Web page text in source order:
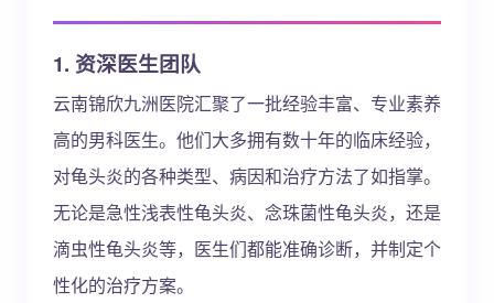
1. 资深医生团队
云南锦欣九洲医院汇聚了一批经验丰富、专业素养
高的男科医生。他们大多拥有数十年的临床经验，
对龟头炎的各种类型、病因和治疗方法了如指掌。
无论是急性浅表性龟头炎、念珠菌性龟头炎，还是
滴虫性龟头炎等，医生们都能准确诊断，并制定个
性化的治疗方案。